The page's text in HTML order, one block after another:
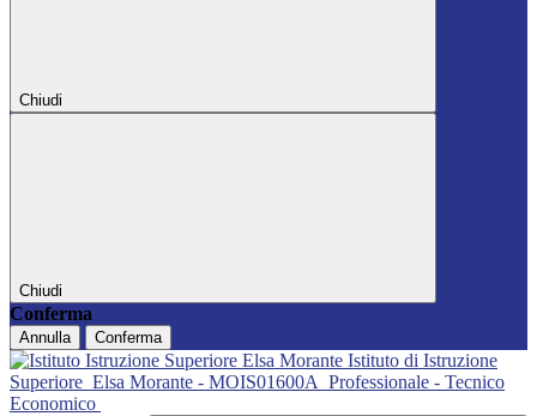
Chiudi
Chiudi
Conferma
Annulla Conferma
Istituto di Istruzione
Superiore Elsa Morante - MOIS01600A Professionale - Tecnico
Economico